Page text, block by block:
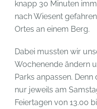
knapp 30 Minuten
nach Wiesent
Ortes an einem Berg.
Dabei mussten wir
Wochenende ändern
Parks anpassen.
nur jeweils am
Feiertagen von 13.00